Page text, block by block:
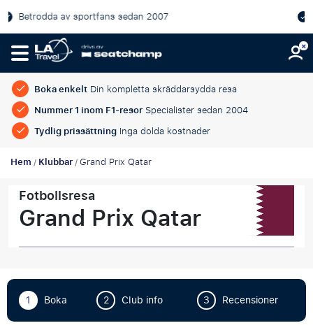
sedan 2007 Officiella
Boka enkeltDin kompletta skräddarsydda resa
Nummer 1 inom F1-resorSpecialister sedan 2004
Tydlig prissättningInga dolda kostnader
Hem/Klubbar/Grand Prix Qatar
Fotbollsresa
Grand Prix Qatar
1 Boka 2 Club info 3 Recensioner